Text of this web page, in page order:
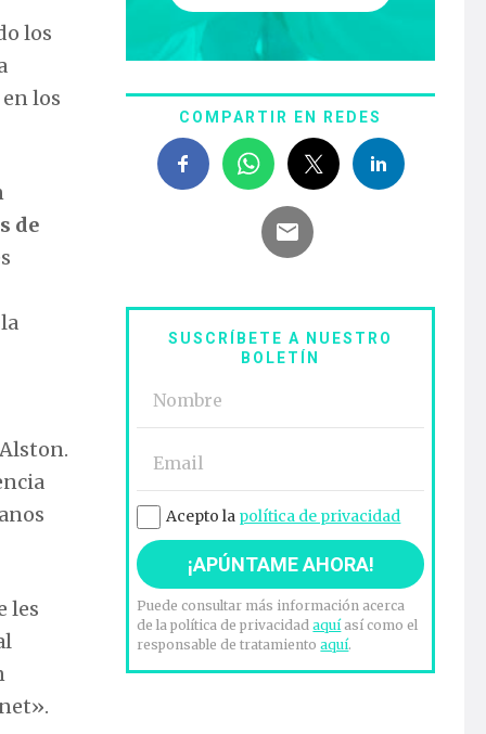
los
los
de
les
COMPARTIR EN REDES
SUSCRÍBETE A NUESTRO
BOLETÍN
Acepto la política de privacidad
Puede consultar más información acerca
de la política de privacidadaquíasí como el
responsable de tratamientoaquí.